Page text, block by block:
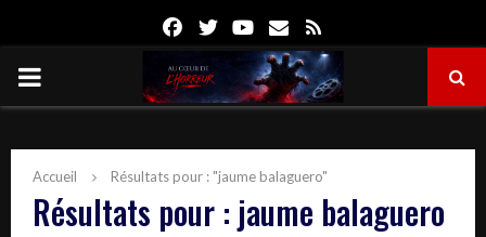
FacebookTwitterYoutube
Email
PRIMARY
Accueil Résultats pour : "jaume balaguero"
Résultats pour : jaume balaguero